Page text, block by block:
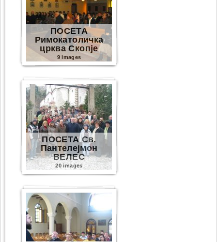
ПОСЕТА
Римокатоличка
црква Скопје
9 images
ПОСЕТА Св.
Пантелејмон
ВЕЛЕС
20 images